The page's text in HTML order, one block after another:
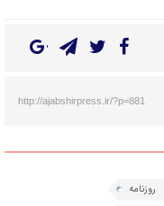
http://ajabshirpress.ir/?p=881
روزنامه